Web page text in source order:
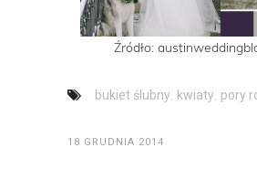
Źródło:
bukiet ślubny, kwiaty, pory
18 GRUDNIA 2014